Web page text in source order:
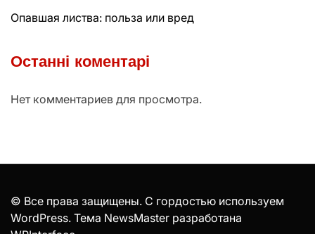
Опавшая листва: польза или вред
Останні коментарі
Нет комментариев для просмотра.
© Все права защищены. С гордостью используем
WordPress. Тема NewsMaster разработана